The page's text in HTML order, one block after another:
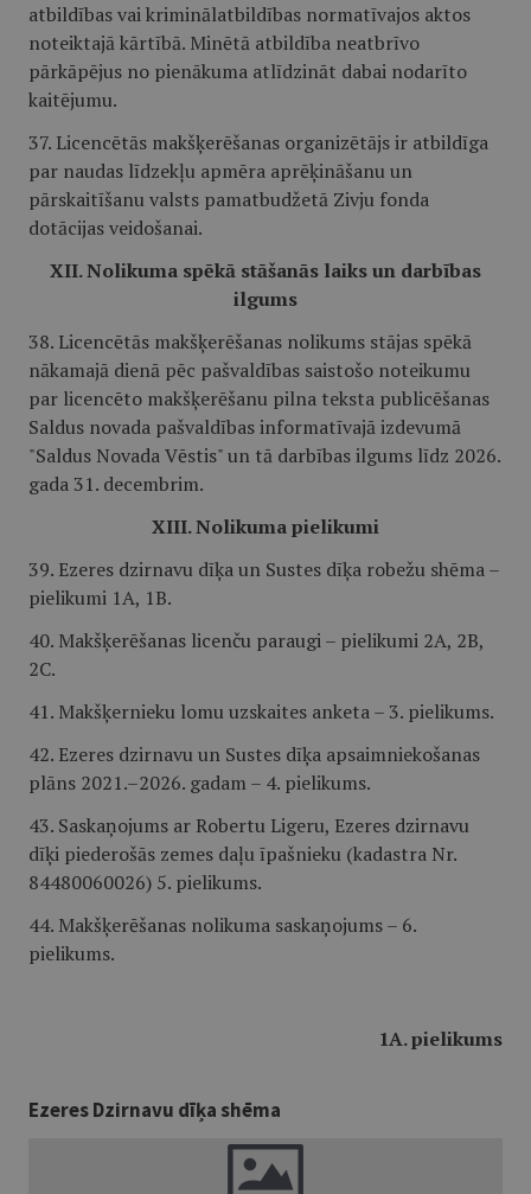
atbildības vai kriminālatbildības normatīvajos aktos
noteiktajā kārtībā. Minētā atbildība neatbrīvo
pārkāpējus no pienākuma atlīdzināt dabai nodarīto
kaitējumu.
37. Licencētās makšķerēšanas organizētājs ir atbildīga
par naudas līdzekļu apmēra aprēķināšanu un
pārskaitīšanu valsts pamatbudžetā Zivju fonda
dotācijas veidošanai.
XII. Nolikuma spēkā stāšanās laiks un darbības
ilgums
38. Licencētās makšķerēšanas nolikums stājas spēkā
nākamajā dienā pēc pašvaldības saistošo noteikumu
par licencēto makšķerēšanu pilna teksta publicēšanas
Saldus novada pašvaldības informatīvajā izdevumā
"Saldus Novada Vēstis" un tā darbības ilgums līdz 2026.
gada 31. decembrim.
XIII. Nolikuma pielikumi
39. Ezeres dzirnavu dīķa un Sustes dīķa robežu shēma –
pielikumi 1A, 1B.
40. Makšķerēšanas licenču paraugi – pielikumi 2A, 2B,
2C.
41. Makšķernieku lomu uzskaites anketa – 3. pielikums.
42. Ezeres dzirnavu un Sustes dīķa apsaimniekošanas
plāns 2021.–2026. gadam – 4. pielikums.
43. Saskaņojums ar Robertu Ligeru, Ezeres dzirnavu
dīķi piederošās zemes daļu īpašnieku (kadastra Nr.
84480060026) 5. pielikums.
44. Makšķerēšanas nolikuma saskaņojums – 6.
pielikums.
1A. pielikums
Ezeres Dzirnavu dīķa shēma